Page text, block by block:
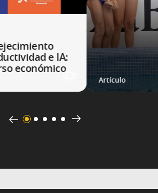
e IA:
económico
Artículo